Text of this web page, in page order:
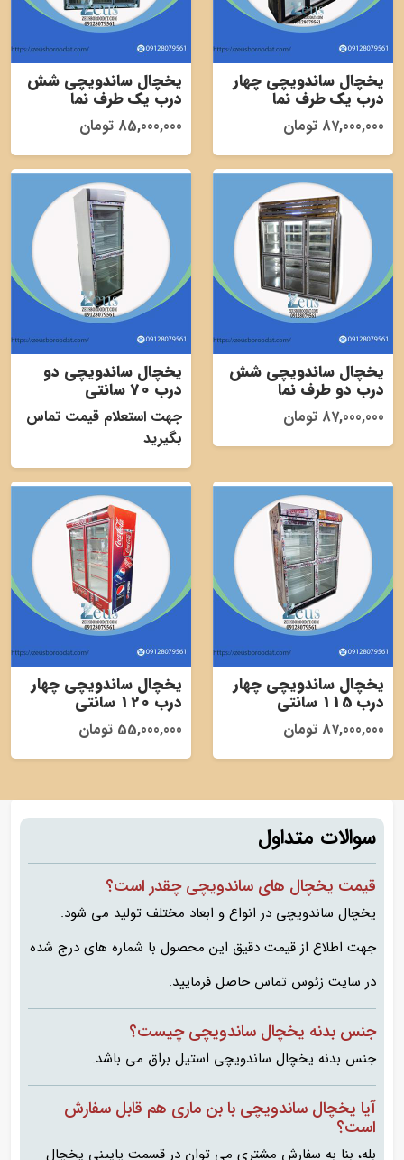
یخچال ساندویچی چهار
درب یک طرف نما
87,000,000 تومان
یخچال ساندویچی شش
درب یک طرف نما
85,000,000 تومان
یخچال ساندویچی شش
درب دو طرف نما
87,000,000 تومان
یخچال ساندویچی دو
درب 70 سانتی
جهت استعلام قیمت تماس
بگیرید
یخچال ساندویچی چهار
درب 115 سانتی
87,000,000 تومان
یخچال ساندویچی چهار
درب 120 سانتی
55,000,000 تومان
سوالات متداول
قیمت یخچال های ساندویچی چقدر است؟
یخچال ساندویچی در انواع و ابعاد مختلف تولید می شود.
جهت اطلاع از قیمت دقیق این محصول با شماره های درج شده
در سایت زئوس تماس حاصل فرمایید.
جنس بدنه یخچال ساندویچی چیست؟
جنس بدنه یخچال ساندویچی استیل براق می باشد.
آیا یخچال ساندویچی با بن ماری هم قابل سفارش
است؟
بله، بنا به سفارش مشتری می توان در قسمت پایینی یخچال